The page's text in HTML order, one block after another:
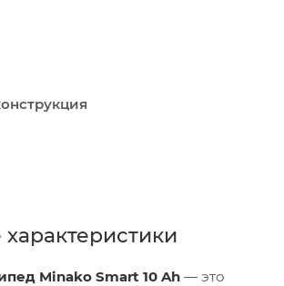
Minako Smart 10 Ah — это